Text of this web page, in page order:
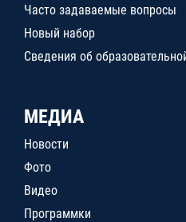
Часто задаваемые вопросы
Новый набор
Сведения об
МЕДИА
Новости
Фото
Видео
Программки